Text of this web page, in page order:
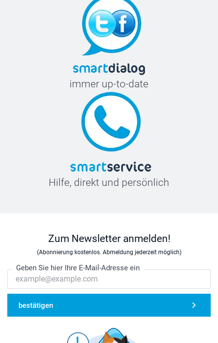
immer up-to-date
Hilfe, direkt und persönlich
Zum Newsletter anmelden!
(Abonnierung kostenlos. Abmeldung jederzeit möglich)
Geben Sie hier Ihre E-Mail-Adresse ein
bestätigen